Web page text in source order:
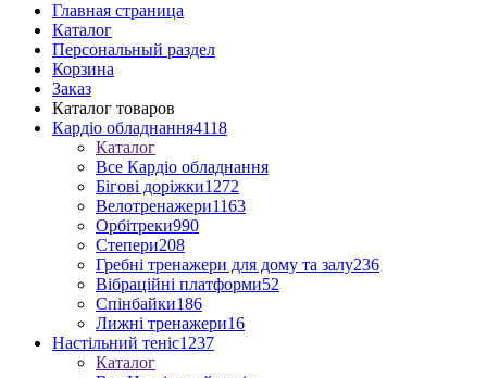
Главная страница
Каталог
Персональный раздел
Корзина
Заказ
Каталог товаров
Кардіо обладнання4118
Каталог
Все Кардіо обладнання
Бігові доріжки1272
Велотренажери1163
Орбітреки990
Степери208
Гребні тренажери для дому та залу236
Вібраційні платформи52
Спінбайки186
Лижні тренажери16
Настільний теніс1237
Каталог